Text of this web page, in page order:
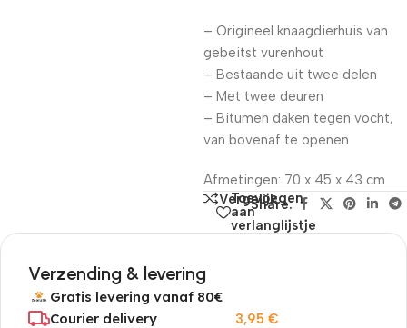
– Origineel knaagdierhuis van
gebeitst vurenhout
– Bestaande uit twee delen
– Met twee deuren
– Bitumen daken tegen vocht,
van bovenaf te openen
Afmetingen: 70 x 45 x 43 cm
Vergelijk
Toevoegen
aan
verlanglijstje
Share:
Verzending & levering
Gratis levering vanaf 80€
Courier delivery
3,95 €